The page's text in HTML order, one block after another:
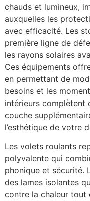
chauds et lumineux,
auxquelles les
avec efficacité. Les
première ligne de
les rayons solaires
Ces équipements
en permettant de
besoins et les
intérieurs complètent
couche
l’esthétique de votre
Les volets roulants
polyvalente qui
phonique et sécurité.
des lames isolantes
contre la chaleur tout